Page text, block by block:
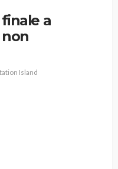
a
Island